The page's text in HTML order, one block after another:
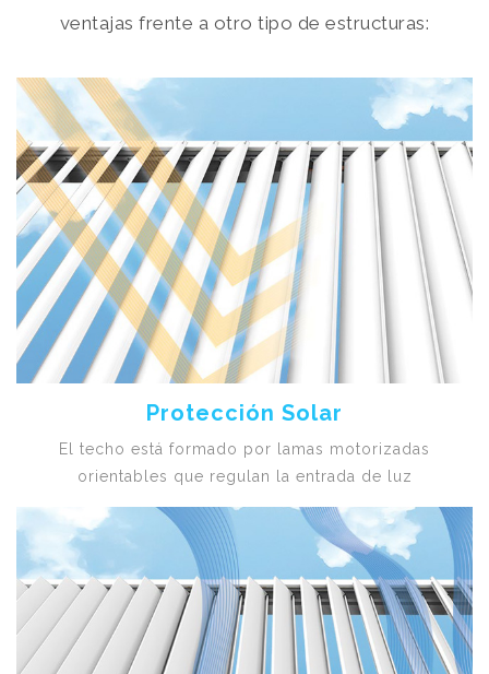
ventajas frente a otro tipo de estructuras:
Protección Solar
El techo está formado por lamas motorizadas
orientables que regulan la entrada de luz